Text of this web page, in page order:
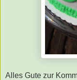
Alles Gute zur